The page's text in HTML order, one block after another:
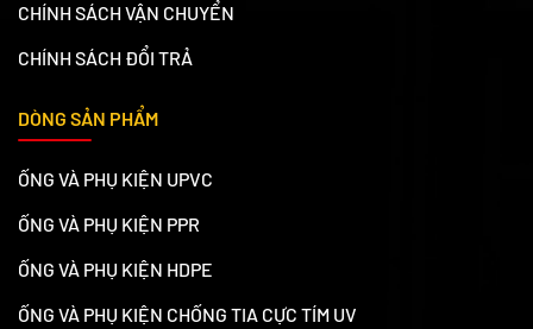
CHÍNH SÁCH VẬN CHUYỂN
CHÍNH SÁCH ĐỔI TRẢ
DÒNG SẢN PHẨM
ỐNG VÀ PHỤ KIỆN UPVC
ỐNG VÀ PHỤ KIỆN PPR
ỐNG VÀ PHỤ KIỆN HDPE
ỐNG VÀ PHỤ KIỆN CHỐNG TIA CỰC TÍM UV